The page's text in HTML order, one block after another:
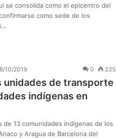
se consolida como el epicentro del
como sede de los
10/2019 0 235
unidades de transporte
indígenas en
de 13 comunidades indígenas de los
y Aragua de Barcelona del